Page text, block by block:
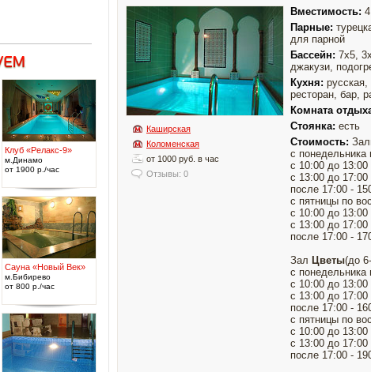
Каширская
Коломенская
от 1000 руб. в час
Отзывы: 0
Вместимость:
Парные:
для парной
Бассейн: 7х5,
джакузи,
Кухня:
ресторан, бар,
Комната
Стоянка: есть
Стоимость:
с понедельника
с 10:00 до 13:00
с 13:00 до 17:00
после 17:00 -
с пятницы по
с 10:00 до 13:00
с 13:00 до 17:00
после 17:00 -
Зал Цветы(до
с понедельника
с 10:00 до 13:00
с 13:00 до 17:00
после 17:00 -
с пятницы по
с 10:00 до 13:00
с 13:00 до 17:00
после 17:00 -
Клуб «Релакс-9»
м.Динамо
от 1900 р./час
Сауна «Новый Век»
м.Бибирево
от 800 р./час